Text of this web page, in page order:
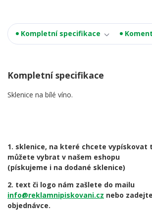
Kompletní specifikace
Kompletní specifikace
Sklenice na bílé víno.
1. sklenice, na které chcete vypískovat
můžete vybrat v našem eshopu
(pískujeme i na dodané sklenice)
2. text či logo nám zašlete do mailu
info@reklamnipiskovani.cz nebo
objednávce.